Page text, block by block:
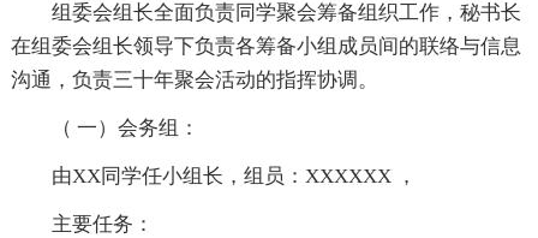
组委会组长全面负责同学聚会筹备组织工作，秘书长
在组委会组长领导下负责各筹备小组成员间的联络与信息
沟通，负责三十年聚会活动的指挥协调。
（ 一）会务组：
由XX同学任小组长，组员：XXXXXX ，
主要任务：